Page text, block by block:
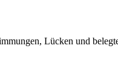
Lücken und